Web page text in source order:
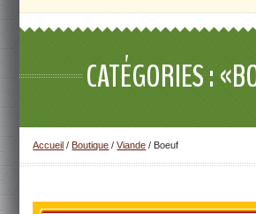
CATÉGORIES :
Accueil / Boutique /Viande / Boeuf